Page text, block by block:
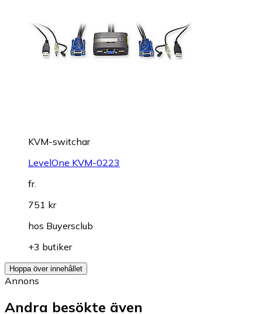
KVM-switchar
LevelOne KVM-0223
fr.
751 kr
hos Buyersclub
+3 butiker
Hoppa över innehållet
Annons
Andra besökte även